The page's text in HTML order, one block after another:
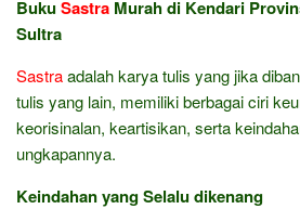
BukuSastra Murah di Kendari
Sultra
Sastraadalah karya tulis yang jika
tulis yang lain, memiliki berbagai ciri
keorisinalan, keartisikan, serta
ungkapannya.
Keindahan yang Selalu dikenang